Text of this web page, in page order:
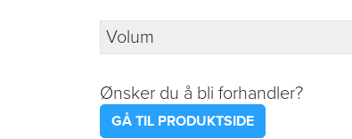
Volum
Ønsker du å bli forhandler?
GÅ TIL PRODUKTSIDE